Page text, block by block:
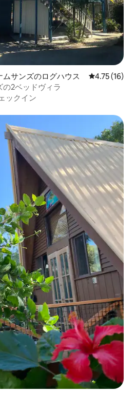
サンズのログハウス レビュー16
4.75 (16)
2ベッドヴィラ
ックイン